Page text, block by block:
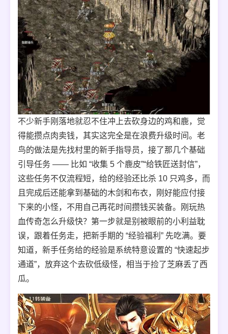
不少新手刚落地就忍不住冲上去砍身边的鸡和鹿，觉
得能攒点肉卖钱，其实这完全是在浪费升级时间。老
鸟的做法是先找村里的新手指导员，接了那几个基础
引导任务 —— 比如 “收集 5 个鹿皮”“给铁匠送封信”，
这些任务不仅流程短，给的经验还比杀 10 只鸡多，而
且完成后还能拿到基础的木剑和布衣，刚好能应付接
下来的小怪，不用自己再花时间攒钱买装备。刚玩热
血传奇怎么升级快？第一步就是别被眼前的小利益耽
误，跟着任务走，把新手期的 “经验福利” 先吃满。要
知道，新手任务给的经验是系统特意设置的 “快速起步
通道”，放弃这个去砍低级怪，相当于捡了芝麻丢了西
瓜。